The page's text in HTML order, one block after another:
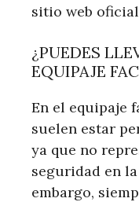
sitio web
¿PUEDES
EQUIPAJE
En el equipaje
suelen estar
ya que no
seguridad en
embargo,